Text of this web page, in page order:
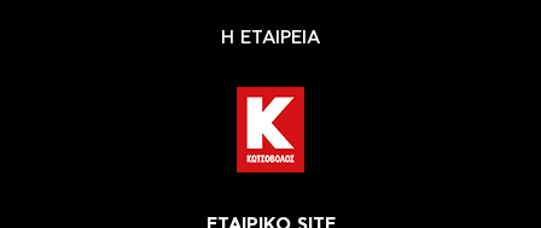
Η ΕΤΑΙΡΕΙΑ